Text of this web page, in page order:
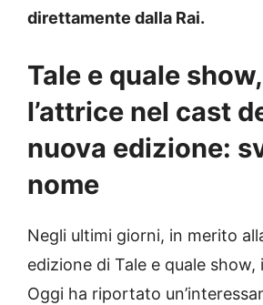
direttamente dalla Rai.
Tale e quale
l’attrice nel cast
nuova edizione:
nome
Negli ultimi giorni, in merito
edizione di Tale e quale show,
Oggi ha riportato